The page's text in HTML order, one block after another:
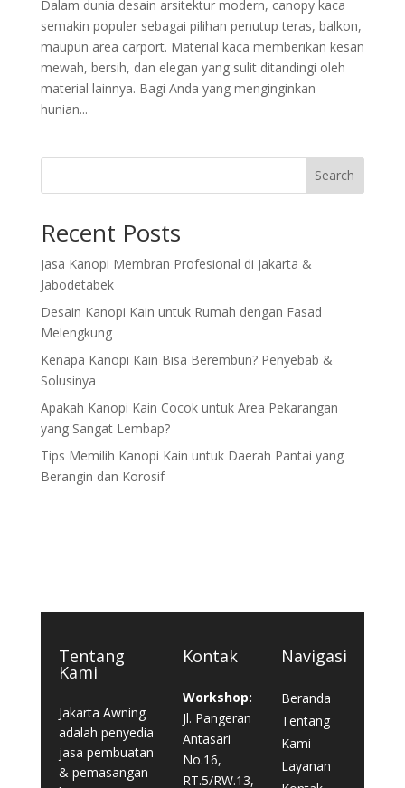
Dalam dunia desain arsitektur modern, canopy kaca
semakin populer sebagai pilihan penutup teras, balkon,
maupun area carport. Material kaca memberikan kesan
mewah, bersih, dan elegan yang sulit ditandingi oleh
material lainnya. Bagi Anda yang menginginkan
hunian...
Search
Recent Posts
Jasa Kanopi Membran Profesional di Jakarta &
Jabodetabek
Desain Kanopi Kain untuk Rumah dengan Fasad
Melengkung
Kenapa Kanopi Kain Bisa Berembun? Penyebab &
Solusinya
Apakah Kanopi Kain Cocok untuk Area Pekarangan
yang Sangat Lembap?
Tips Memilih Kanopi Kain untuk Daerah Pantai yang
Berangin dan Korosif
Tentang
Kami
Jakarta Awning
adalah penyedia
jasa pembuatan
& pemasangan
Kontak
Workshop:
Jl. Pangeran
Antasari
No.16,
RT.5/RW.13,
Navigasi
Beranda
Tentang
Kami
Layanan